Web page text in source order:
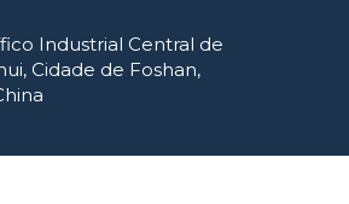
Industrial Central de
Cidade de Foshan,